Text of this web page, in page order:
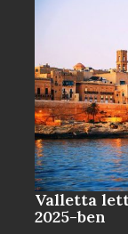
Valletta
2025-ben